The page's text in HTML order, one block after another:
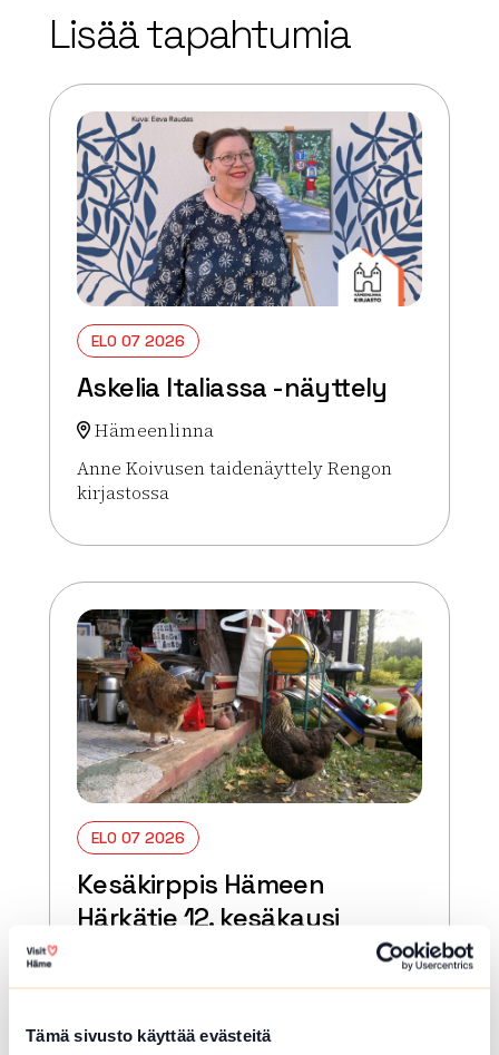
Tämä sivusto käyttää evästeitä
Lisää tapahtumia
ELO 07 2026
Askelia Italiassa -näyttely
Hämeenlinna
Anne Koivusen taidenäyttely Rengon
kirjastossa
Lue lisää tapahtumasta Askelia Italiassa -näyttely
ELO 07 2026
Kesäkirppis Hämeen
Härkätie 12. kesäkausi
maaseudulla, piipahda vaikka jäätelölle.